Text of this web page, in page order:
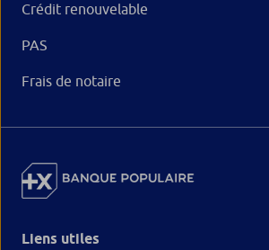
Crédit renouvelable
PAS
Frais de notaire
Liens utiles